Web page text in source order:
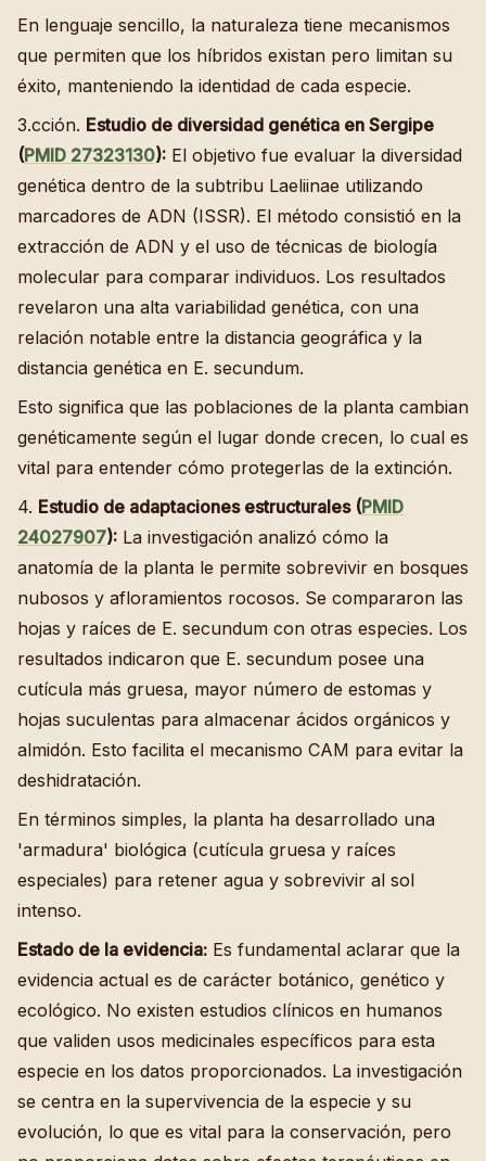
En lenguaje sencillo, la naturaleza tiene mecanismos
que permiten que los híbridos existan pero limitan su
éxito, manteniendo la identidad de cada especie.
3.cción. Estudio de diversidad genética en Sergipe
(PMID 27323130): El objetivo fue evaluar la diversidad
genética dentro de la subtribu Laeliinae utilizando
marcadores de ADN (ISSR). El método consistió en la
extracción de ADN y el uso de técnicas de biología
molecular para comparar individuos. Los resultados
revelaron una alta variabilidad genética, con una
relación notable entre la distancia geográfica y la
distancia genética en E. secundum.
Esto significa que las poblaciones de la planta cambian
genéticamente según el lugar donde crecen, lo cual es
vital para entender cómo protegerlas de la extinción.
4. Estudio de adaptaciones estructurales (PMID
24027907): La investigación analizó cómo la
anatomía de la planta le permite sobrevivir en bosques
nubosos y afloramientos rocosos. Se compararon las
hojas y raíces de E. secundum con otras especies. Los
resultados indicaron que E. secundum posee una
cutícula más gruesa, mayor número de estomas y
hojas suculentas para almacenar ácidos orgánicos y
almidón. Esto facilita el mecanismo CAM para evitar la
deshidratación.
En términos simples, la planta ha desarrollado una
'armadura' biológica (cutícula gruesa y raíces
especiales) para retener agua y sobrevivir al sol
intenso.
Estado de la evidencia: Es fundamental aclarar que la
evidencia actual es de carácter botánico, genético y
ecológico. No existen estudios clínicos en humanos
que validen usos medicinales específicos para esta
especie en los datos proporcionados. La investigación
se centra en la supervivencia de la especie y su
evolución, lo que es vital para la conservación, pero